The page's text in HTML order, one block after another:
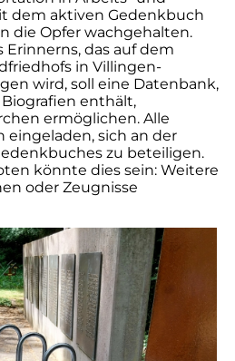
dem aktiven Gedenkbuch
die Opfer wachgehalten.
das auf dem
in Villingen-
wird, soll eine Datenbank,
enthält,
ermöglichen. Alle
eingeladen, sich an der
zu beteiligen.
könnte dies sein: Weitere
oder Zeugnisse